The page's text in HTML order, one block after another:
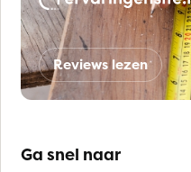
Reviews lezen
Ga snel naar